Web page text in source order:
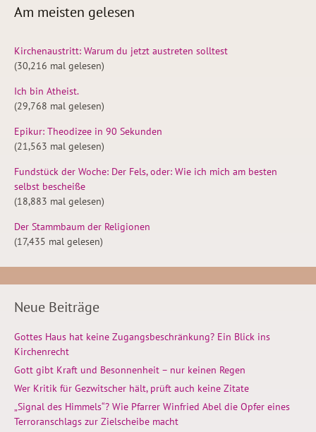
Am meisten gelesen
Kirchenaustritt: Warum du jetzt austreten solltest
(30,216 mal gelesen)
Ich bin Atheist.
(29,768 mal gelesen)
Epikur: Theodizee in 90 Sekunden
(21,563 mal gelesen)
Fundstück der Woche: Der Fels, oder: Wie ich mich am besten
selbst bescheiße
(18,883 mal gelesen)
Der Stammbaum der Religionen
(17,435 mal gelesen)
Neue Beiträge
Gottes Haus hat keine Zugangsbeschränkung? Ein Blick ins
Kirchenrecht
Gott gibt Kraft und Besonnenheit – nur keinen Regen
Wer Kritik für Gezwitscher hält, prüft auch keine Zitate
„Signal des Himmels“? Wie Pfarrer Winfried Abel die Opfer eines
Terroranschlags zur Zielscheibe macht